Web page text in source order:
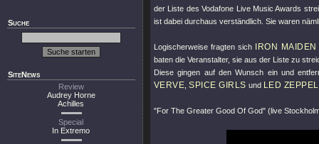
Suche
SiteNews
Review
Audrey Horne
Achilles
Special
In Extremo
der Liste des Vodafone Live Music Awards
ist dabei durchaus verständlich. Sie waren
Logischerweise fragten sich IRON MAIDEN
baten die Veranstalter, sie aus der Liste zu
Diese gingen auf den Wunsch ein und
VERVE ,SPICE GIRLS und LED
"For The Greater Good Of God" (live